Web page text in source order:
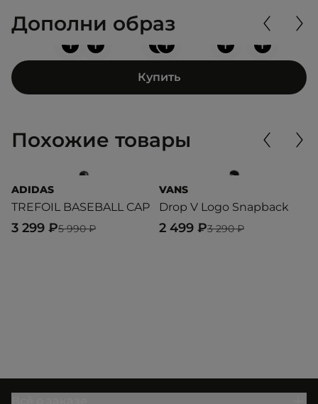
Дополни образ
+
+
+ + +
+
Купить
Похожие товары
ADIDAS
TREFOIL BASEBALL CAP
5 990 ₽
3 299 ₽
VANS
Drop V Logo Snapback
3 290 ₽
2 499 ₽